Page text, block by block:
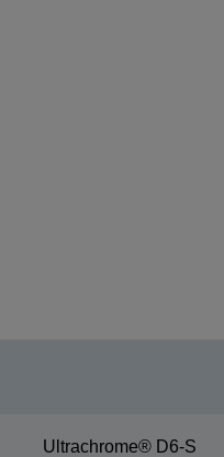
Ultrachrome® D6-S